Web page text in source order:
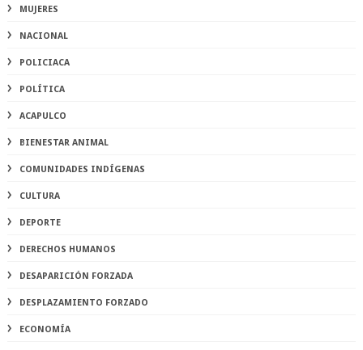
MUJERES
NACIONAL
POLICIACA
POLÍTICA
ACAPULCO
BIENESTAR ANIMAL
COMUNIDADES INDÍGENAS
CULTURA
DEPORTE
DERECHOS HUMANOS
DESAPARICIÓN FORZADA
DESPLAZAMIENTO FORZADO
ECONOMÍA